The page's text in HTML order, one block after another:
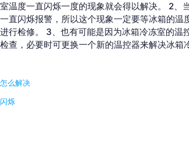
温度一直闪烁一度的现象就会得以解决。 2、
直闪烁报警，所以这个现象一定要等冰箱的温
行检修。 3、也有可能是因为冰箱冷冻室的温
查，必要时可更换一个新的温控器来解决冰箱
么解决
烁